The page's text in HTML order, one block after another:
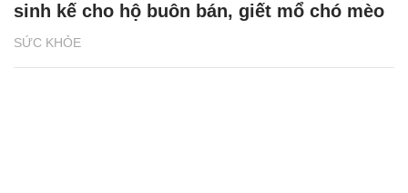
SỨC KHỎE
sinh kế cho hộ buôn bán, giết mổ chó mèo